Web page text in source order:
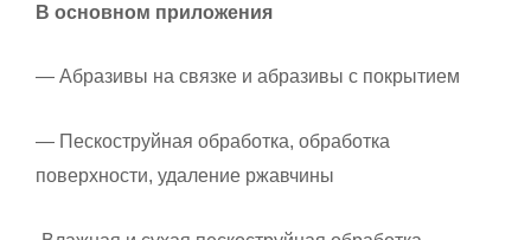
В основном приложения
— Абразивы на связке и абразивы с покрытием
— Пескоструйная обработка, обработка
поверхности, удаление ржавчины